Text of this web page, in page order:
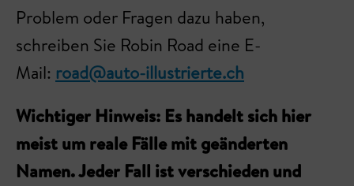
Problem oder Fragen dazu haben,
schreiben Sie Robin Road eine E-
Mail: road@auto-illustrierte.ch
Wichtiger Hinweis: Es handelt sich hier
meist um reale Fälle mit geänderten
Namen. Jeder Fall ist verschieden und